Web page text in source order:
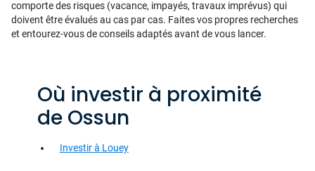
comporte des risques (vacance, impayés, travaux imprévus) qui
doivent être évalués au cas par cas. Faites vos propres recherches
et entourez-vous de conseils adaptés avant de vous lancer.
Où investir à proximité
de Ossun
Investir à Louey